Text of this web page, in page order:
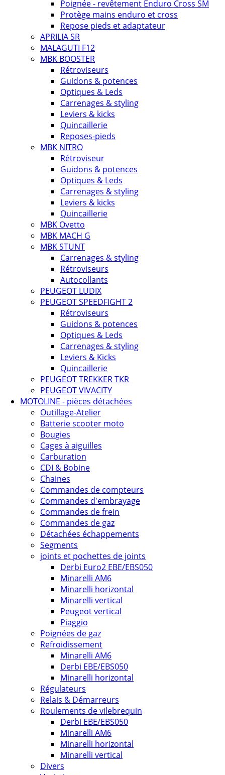
Poignée - revêtement Enduro Cross SM
Protège mains enduro et cross
Repose pieds et adaptateur
APRILIA SR
MALAGUTI F12
MBK BOOSTER
Rétroviseurs
Guidons & potences
Optiques & Leds
Carrenages & styling
Leviers & kicks
Quincaillerie
Reposes-pieds
MBK NITRO
Rétroviseur
Guidons & potences
Optiques & Leds
Carrenages & styling
Leviers & kicks
Quincaillerie
MBK Ovetto
MBK MACH G
MBK STUNT
Carrenages & styling
Rétroviseurs
Autocollants
PEUGEOT LUDIX
PEUGEOT SPEEDFIGHT 2
Rétroviseurs
Guidons & potences
Optiques & Leds
Carrenages & styling
Leviers & Kicks
Quincaillerie
PEUGEOT TREKKER TKR
PEUGEOT VIVACITY
MOTOLINE - pièces détachées
Outillage-Atelier
Batterie scooter moto
Bougies
Cages à aiguilles
Carburation
CDI & Bobine
Chaines
Commandes de compteurs
Commandes d'embrayage
Commandes de frein
Commandes de gaz
Détachées échappements
Segments
joints et pochettes de joints
Derbi Euro2 EBE/EBS050
Minarelli AM6
Minarelli horizontal
Minarelli vertical
Peugeot vertical
Piaggio
Poignées de gaz
Refroidissement
Minarelli AM6
Derbi EBE/EBS050
Minarelli horizontal
Régulateurs
Relais & Démarreurs
Roulements de vilebrequin
Derbi EBE/EBS050
Minarelli AM6
Minarelli horizontal
Minarelli vertical
Divers